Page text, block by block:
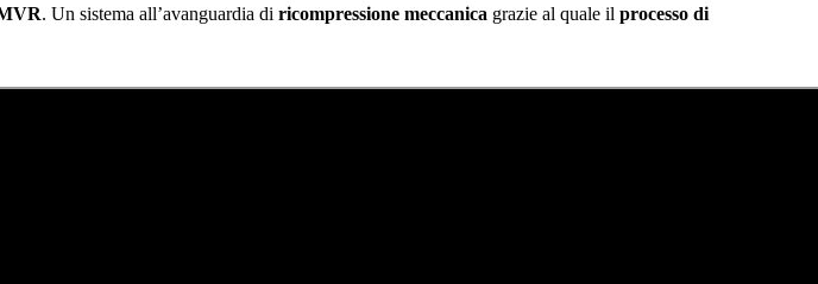
. Un sistema all’avanguardia di ricompressione meccanica grazie al quale il processo di